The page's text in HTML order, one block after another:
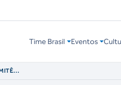
Time Brasil Eventos